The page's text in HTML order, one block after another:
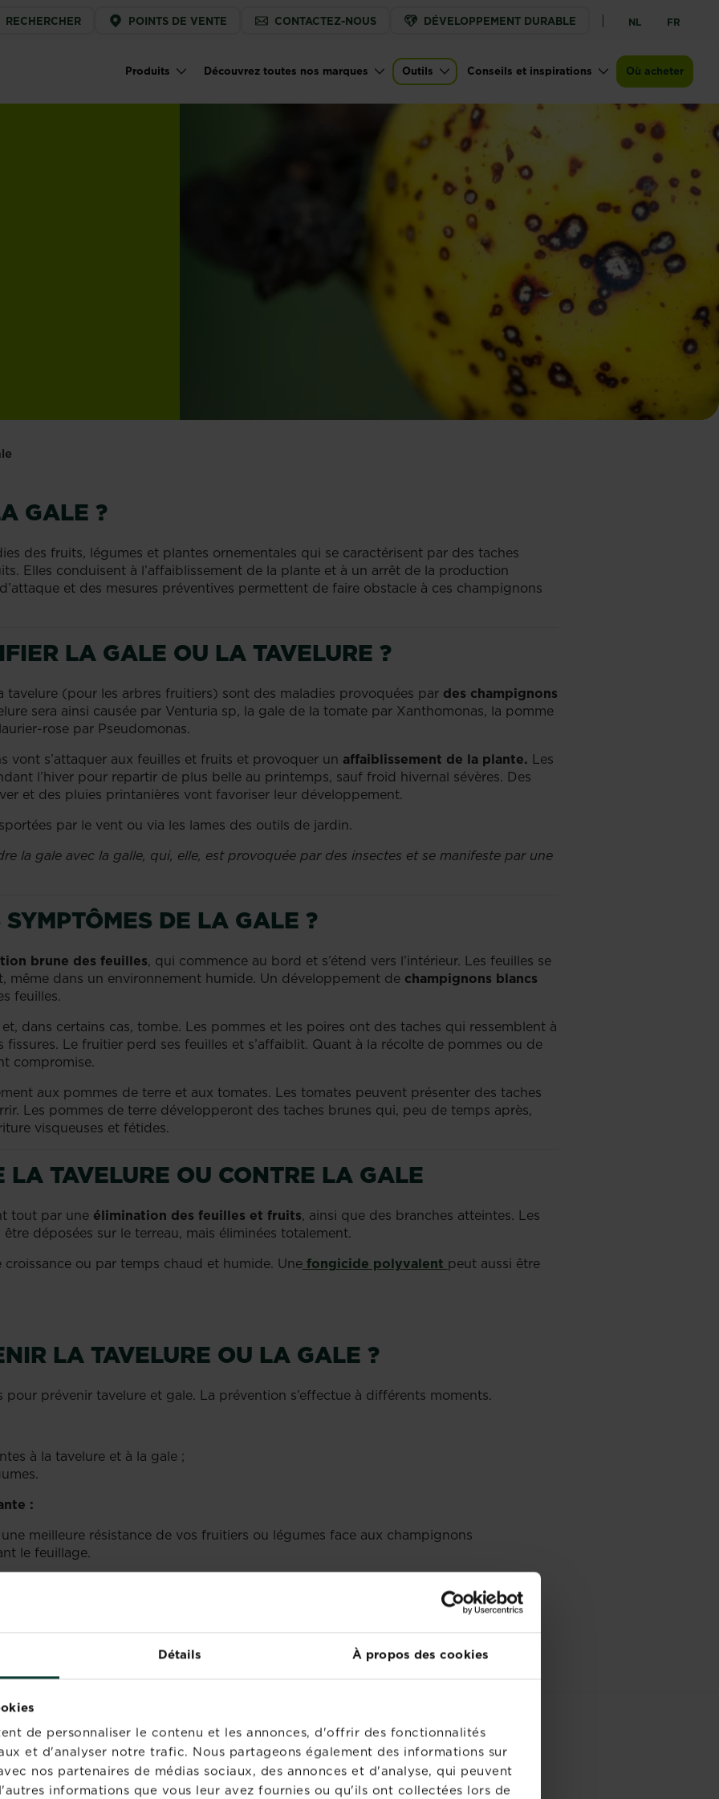
Détails À propos des cookies
de personnaliser le contenu et les annonces, d'offrir des fonctionnalités
et d'analyser notre trafic. Nous partageons également des informations sur
nos partenaires de médias sociaux, des annonces et d'analyse, qui peuvent
informations que vous leur avez fournies ou qu'ils ont collectées lors de
RECHERCHER POINTS DE VENTE CONTACTEZ-NOUS DÉVELOPPEMENT DURABLE NL FR
Main navigation
Produits Découvrez toutes nos marques Outils Conseils et inspirations Où acheter
GALE ?
des fruits, légumes et plantes ornementales qui se caractérisent par des taches
Elles conduisent à l’affaiblissement de la plante et à un arrêt de la production
et des mesures préventives permettent de faire obstacle à ces champignons
LA GALE OU LA TAVELURE ?
tavelure (pour les arbres fruitiers) sont des maladies provoquées par des champignons
sera ainsi causée par Venturia sp, la gale de la tomate par Xanthomonas, la pomme
rose par Pseudomonas.
vont s’attaquer aux feuilles et fruits et provoquer un affaiblissement de la plante. Les
l’hiver pour repartir de plus belle au printemps, sauf froid hivernal sévères. Des
et des pluies printanières vont favoriser leur développement.
par le vent ou via les lames des outils de jardin.
la gale avec la galle, qui, elle, est provoquée par des insectes et se manifeste par une
DE LA GALE ?
brune des feuilles, qui commence au bord et s’étend vers l’intérieur. Les feuilles se
même dans un environnement humide. Un développement de champignons blancs
feuilles.
dans certains cas, tombe. Les pommes et les poires ont des taches qui ressemblent à
fissures. Le fruitier perd ses feuilles et s’affaiblit. Quant à la récolte de pommes ou de
compromise.
aux pommes de terre et aux tomates. Les tomates peuvent présenter des taches
Les pommes de terre développeront des taches brunes qui, peu de temps après,
visqueuses et fétides.
LA TAVELURE OU CONTRE LA GALE
tout par une élimination des feuilles et fruits, ainsi que des branches atteintes. Les
déposées sur le terreau, mais éliminées totalement.
ou par temps chaud et humide. Unefongicide polyvalent peut aussi être
LA TAVELURE OU LA GALE ?
pour prévenir tavelure et gale. La prévention s’effectue à différents moments.
à la tavelure et à la gale ;
:
meilleure résistance de vos fruitiers ou légumes face aux champignons
le feuillage.
ou de gale au potager-verger :
pour que l’air circule bien et que les maladies ne se développent pas.
ONT ÉGALEMENT REGARDÉ